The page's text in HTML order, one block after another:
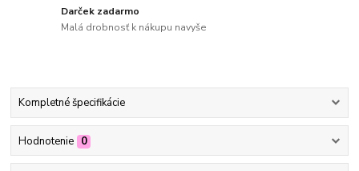
Darček zadarmo
Malá drobnosť k nákupu navyše
Kompletné špecifikácie
Hodnotenie 0